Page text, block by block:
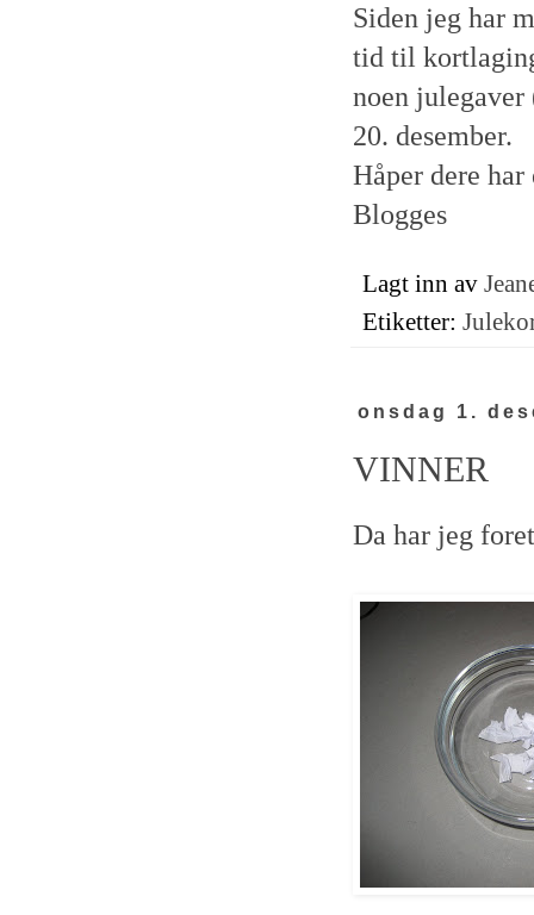
Siden jeg har
tid til
noen julegaver
20. desember.
Håper dere
Blogges
Lagt inn av
Etiketter:
onsdag 1.
VINNER
Da har jeg